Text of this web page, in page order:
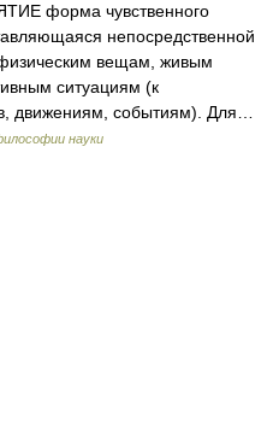
чувственного
непосредственной
вещам, живым
ситуациям (к
движениям, событиям). Для…
науки